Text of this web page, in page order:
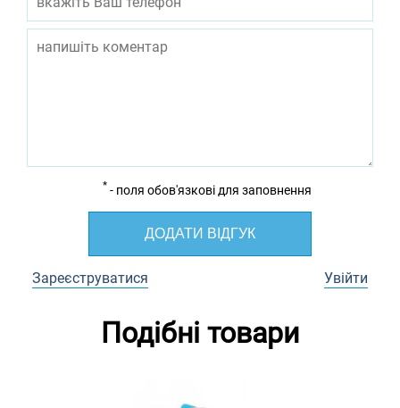
* - поля обов'язкові для заповнення
ДОДАТИ ВІДГУК
Зареєструватися Увійти
Подібні товари